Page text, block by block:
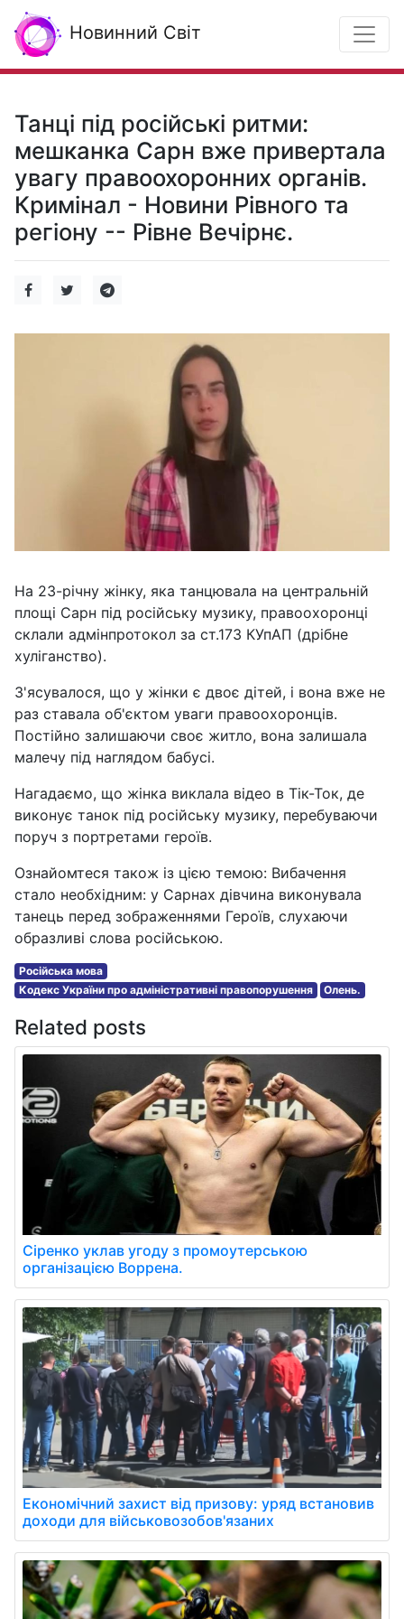
Новинний Світ
Танці під російські ритми:
мешканка Сарн вже привертала
увагу правоохоронних органів.
Кримінал - Новини Рівного та
регіону -- Рівне Вечірнє.
На 23-річну жінку, яка танцювала на центральній
площі Сарн під російську музику, правоохоронці
склали адмінпротокол за ст.173 КУпАП (дрібне
хуліганство).
З'ясувалося, що у жінки є двоє дітей, і вона вже не
раз ставала об'єктом уваги правоохоронців.
Постійно залишаючи своє житло, вона залишала
малечу під наглядом бабусі.
Нагадаємо, що жінка виклала відео в Тік-Ток, де
виконує танок під російську музику, перебуваючи
поруч з портретами героїв.
Ознайомтеся також із цією темою: Вибачення
стало необхідним: у Сарнах дівчина виконувала
танець перед зображеннями Героїв, слухаючи
образливі слова російською.
Російська мова
Кодекс України про адміністративні правопорушення
Олень.
Related posts
Сіренко уклав угоду з промоутерською
організацією Воррена.
Економічний захист від призову: уряд встановив
доходи для військовозобов'язаних